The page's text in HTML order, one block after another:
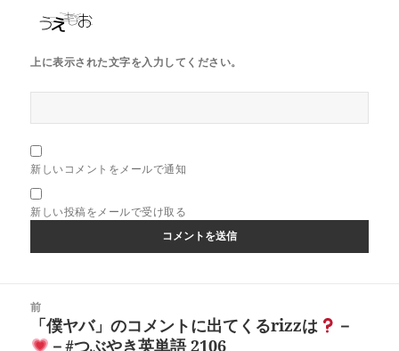
上に表示された文字を入力してください。
新しいコメントをメールで通知
新しい投稿をメールで受け取る
前
前
の
「僕ヤバ」のコメントに出てくるrizzは
－
－#つぶやき英単語 2106